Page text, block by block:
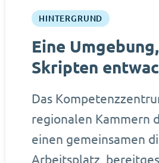
HINTERGRUND
Eine
Skripten
Das
regionalen Kammern
einen gemeinsamen
Arbeitsplatz,